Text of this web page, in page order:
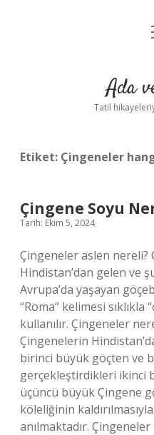
Ada
Tatil
Etiket: Çingeneler
Çingene Soyu
Tarih: Ekim 5, 2024
Çingeneler aslen nereli?
Hindistan’dan gelen ve
Avrupa’da yaşayan
“Roma” kelimesi sıklıkla
kullanılır. Çingeneler
Çingenelerin
birinci büyük göçten ve
gerçekleştirdikleri ikinci
üçüncü büyük Çingene
köleliğinin
anılmaktadır.